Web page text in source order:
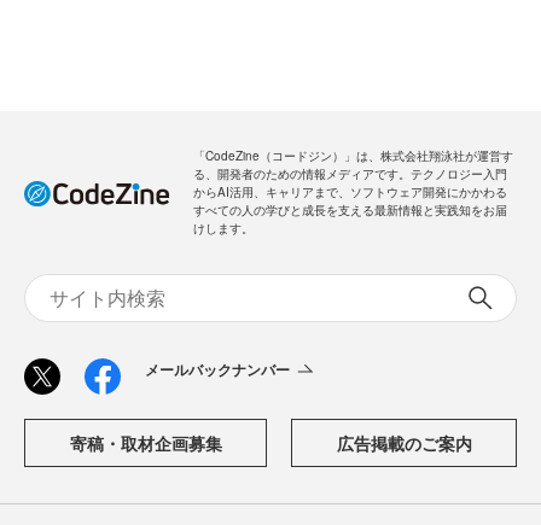
「CodeZine（コードジン）」は、株式会社翔泳社が運営す
る、開発者のための情報メディアです。テクノロジー入門
からAI活用、キャリアまで、ソフトウェア開発にかかわる
すべての人の学びと成長を支える最新情報と実践知をお届
けします。
メールバックナンバー
寄稿・取材企画募集 広告掲載のご案内